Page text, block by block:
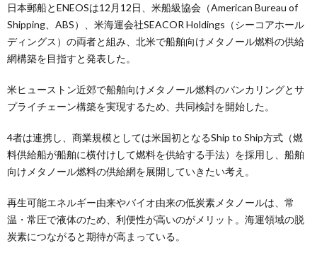
日本郵船とENEOSは12月12日、米船級協会（American Bureau of
Shipping、ABS）、米海運会社SEACOR Holdings（シーコアホール
ディングス）の両者と組み、北米で船舶向けメタノール燃料の供給
網構築を目指すと発表した。
米ヒューストン近郊で船舶向けメタノール燃料のバンカリングとサ
プライチェーン構築を実現するため、共同検討を開始した。
4者は連携し、商業規模としては米国初となるShip to Ship方式（燃
料供給船が船舶に横付けして燃料を供給する手法）を採用し、船舶
向けメタノール燃料の供給網を展開していきたい考え。
再生可能エネルギー由来やバイオ由来の低炭素メタノールは、常
温・常圧で液体のため、利便性が高いのがメリット。海運領域の脱
炭素につながると期待が高まっている。